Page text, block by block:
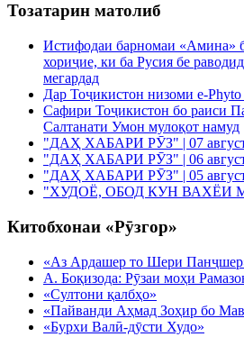
Тозатарин матолиб
Истифодаи барномаи «Амина»
хориҷие, ки ба Русия бе
мегардад
Дар Тоҷикистон низоми e-Phyto
Сафири Тоҷикистон бо раиси
Салтанати Умон мулоқот намуд
"ДАҲ ХАБАРИ РӮЗ" | 07
"ДАҲ ХАБАРИ РӮЗ" | 06
"ДАҲ ХАБАРИ РӮЗ" | 05
"ХУДОЁ, ОБОД КУН ВАХЁИ
Китобхонаи «Рӯзгор»
«Аз Ардашер то Шери
А. Боқизода: Рӯзаи моҳи
«Султони қалбҳо»
«Пайванди Аҳмад Зоҳир бо
«Бурхи Валӣ-дӯсти Худо»